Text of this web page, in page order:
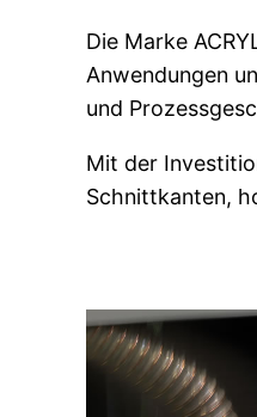
Die Marke
Anwendungen
und
Mit der
Schnittkanten,